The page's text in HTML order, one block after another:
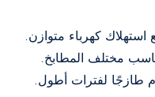
مختلف المطابخ.
طازجًا لفترات أطول.